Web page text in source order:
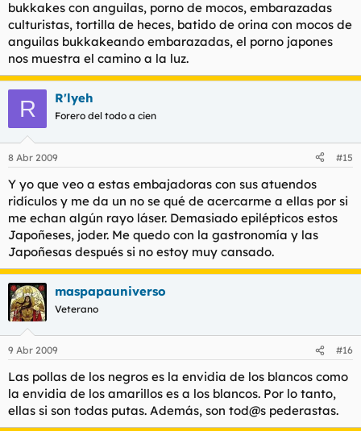
(*)
bukkakes con anguilas, porno de mocos, embarazadas
culturistas, tortilla de heces, batido de orina con mocos de
anguilas bukkakeando embarazadas, el porno japones
nos muestra el camino a la luz.
R R'lyeh
Forero del todo a cien
8 Abr 2009 #15
Y yo que veo a estas embajadoras con sus atuendos
ridículos y me da un no se qué de acercarme a ellas por si
me echan algún rayo láser. Demasiado epilépticos estos
Japoñeses, joder. Me quedo con la gastronomía y las
Japoñesas después si no estoy muy cansado.
maspapauniverso
Veterano
9 Abr 2009 #16
Las pollas de los negros es la envidia de los blancos como
la envidia de los amarillos es a los blancos. Por lo tanto,
ellas si son todas putas. Además, son tod@s pederastas.